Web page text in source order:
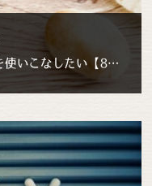
２つの声「太い響き・細い響き」を使いこなしたい【8月歌練習 #1】